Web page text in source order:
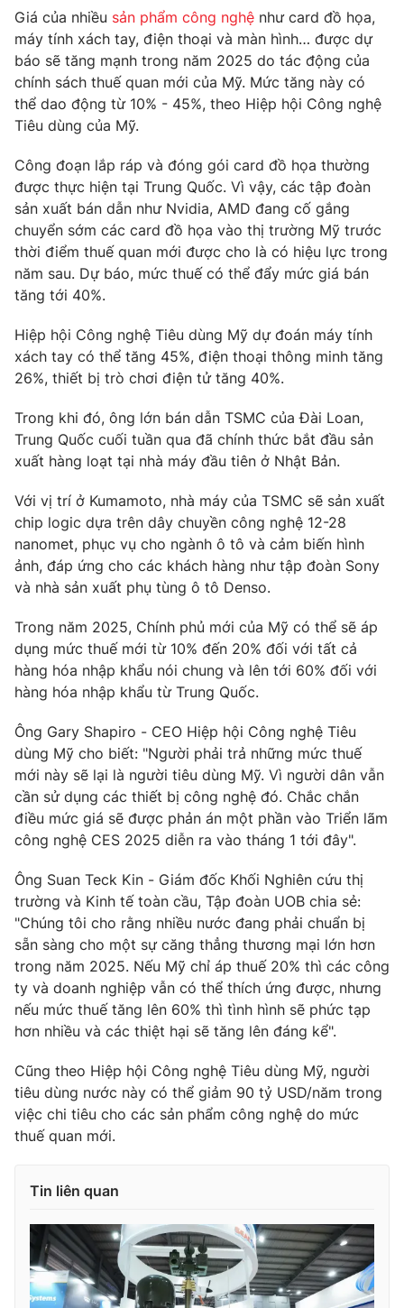
Câu chuyện quốc tế
Thị trường
Góc doanh nghiệp
Dữ liệu và đời sống
Truyền hình
Phim VTV
Hậu trường
Nhân vật
Khán giả
Giải sao mai
Giải trí
Âm nhạc
Sao
Đời sống
Du lịch
Làm đẹp
Chất lượng cuộc sống
Giáo dục
Tuyển sinh
Học trực tuyến
Công nghệ
Hitech Công nghệ tương lai
Sản phẩm
Thị trường
Tư vấn
Giao lưu trực tuyến
Lịch phát sóng
Chuyên mục khác
Photo Infographic
Video Shorts video
VTV Money VTV Thể thao
VTV Sức khoẻ Bất động sản
Thị trường 24h Tấm lòng Việt
VTV4 Vươn mình bằng AI
VTV9 VTV8
Liên hệ tòa soạn English
THỜI BÁO VTV
Theo dõi báo trên
Cơ quan chủ quản:
cấp ngày 29/12/2023
Tổng Biên tập:Vũ Thanh Thủy
Phó Tổng Biên tập: Nguyễn Thị Mỹ Hạnh, Phạm Quốc Thắng,
Nguyễn Trọng Ninh
Tổng đài VTV:024.38 355 931 - 024.38 355 932
Giá của nhiều sản phẩm công nghệ như card đồ họa,
máy tính xách tay, điện thoại và màn hình… được dự
báo sẽ tăng mạnh trong năm 2025 do tác động của
chính sách thuế quan mới của Mỹ. Mức tăng này có
thể dao động từ 10% - 45%, theo Hiệp hội Công nghệ
Tiêu dùng của Mỹ.
Công đoạn lắp ráp và đóng gói card đồ họa thường
được thực hiện tại Trung Quốc. Vì vậy, các tập đoàn
sản xuất bán dẫn như Nvidia, AMD đang cố gắng
chuyển sớm các card đồ họa vào thị trường Mỹ trước
thời điểm thuế quan mới được cho là có hiệu lực trong
năm sau. Dự báo, mức thuế có thể đẩy mức giá bán
tăng tới 40%.
Hiệp hội Công nghệ Tiêu dùng Mỹ dự đoán máy tính
xách tay có thể tăng 45%, điện thoại thông minh tăng
26%, thiết bị trò chơi điện tử tăng 40%.
Trong khi đó, ông lớn bán dẫn TSMC của Đài Loan,
Trung Quốc cuối tuần qua đã chính thức bắt đầu sản
xuất hàng loạt tại nhà máy đầu tiên ở Nhật Bản.
Với vị trí ở Kumamoto, nhà máy của TSMC sẽ sản xuất
chip logic dựa trên dây chuyền công nghệ 12-28
nanomet, phục vụ cho ngành ô tô và cảm biến hình
ảnh, đáp ứng cho các khách hàng như tập đoàn Sony
và nhà sản xuất phụ tùng ô tô Denso.
Trong năm 2025, Chính phủ mới của Mỹ có thể sẽ áp
dụng mức thuế mới từ 10% đến 20% đối với tất cả
hàng hóa nhập khẩu nói chung và lên tới 60% đối với
hàng hóa nhập khẩu từ Trung Quốc.
Ông Gary Shapiro - CEO Hiệp hội Công nghệ Tiêu
dùng Mỹ cho biết: "Người phải trả những mức thuế
mới này sẽ lại là người tiêu dùng Mỹ. Vì người dân vẫn
cần sử dụng các thiết bị công nghệ đó. Chắc chắn
điều mức giá sẽ được phản án một phần vào Triển lãm
công nghệ CES 2025 diễn ra vào tháng 1 tới đây".
Ông Suan Teck Kin - Giám đốc Khối Nghiên cứu thị
trường và Kinh tế toàn cầu, Tập đoàn UOB chia sẻ:
"Chúng tôi cho rằng nhiều nước đang phải chuẩn bị
sẵn sàng cho một sự căng thẳng thương mại lớn hơn
trong năm 2025. Nếu Mỹ chỉ áp thuế 20% thì các công
ty và doanh nghiệp vẫn có thể thích ứng được, nhưng
nếu mức thuế tăng lên 60% thì tình hình sẽ phức tạp
hơn nhiều và các thiệt hại sẽ tăng lên đáng kể".
Cũng theo Hiệp hội Công nghệ Tiêu dùng Mỹ, người
tiêu dùng nước này có thể giảm 90 tỷ USD/năm trong
việc chi tiêu cho các sản phẩm công nghệ do mức
thuế quan mới.
Tin liên quan